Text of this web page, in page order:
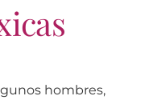
hombres,